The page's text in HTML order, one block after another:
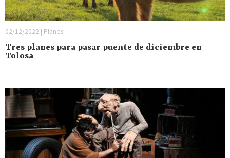
02/12/2022 | Planes
Tres planes para pasar puente de diciembre en
Tolosa